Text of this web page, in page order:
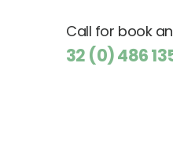
Call for book
32 (0) 486